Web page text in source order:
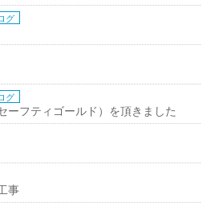
グ
グ
ーフティゴールド）を頂きました
事